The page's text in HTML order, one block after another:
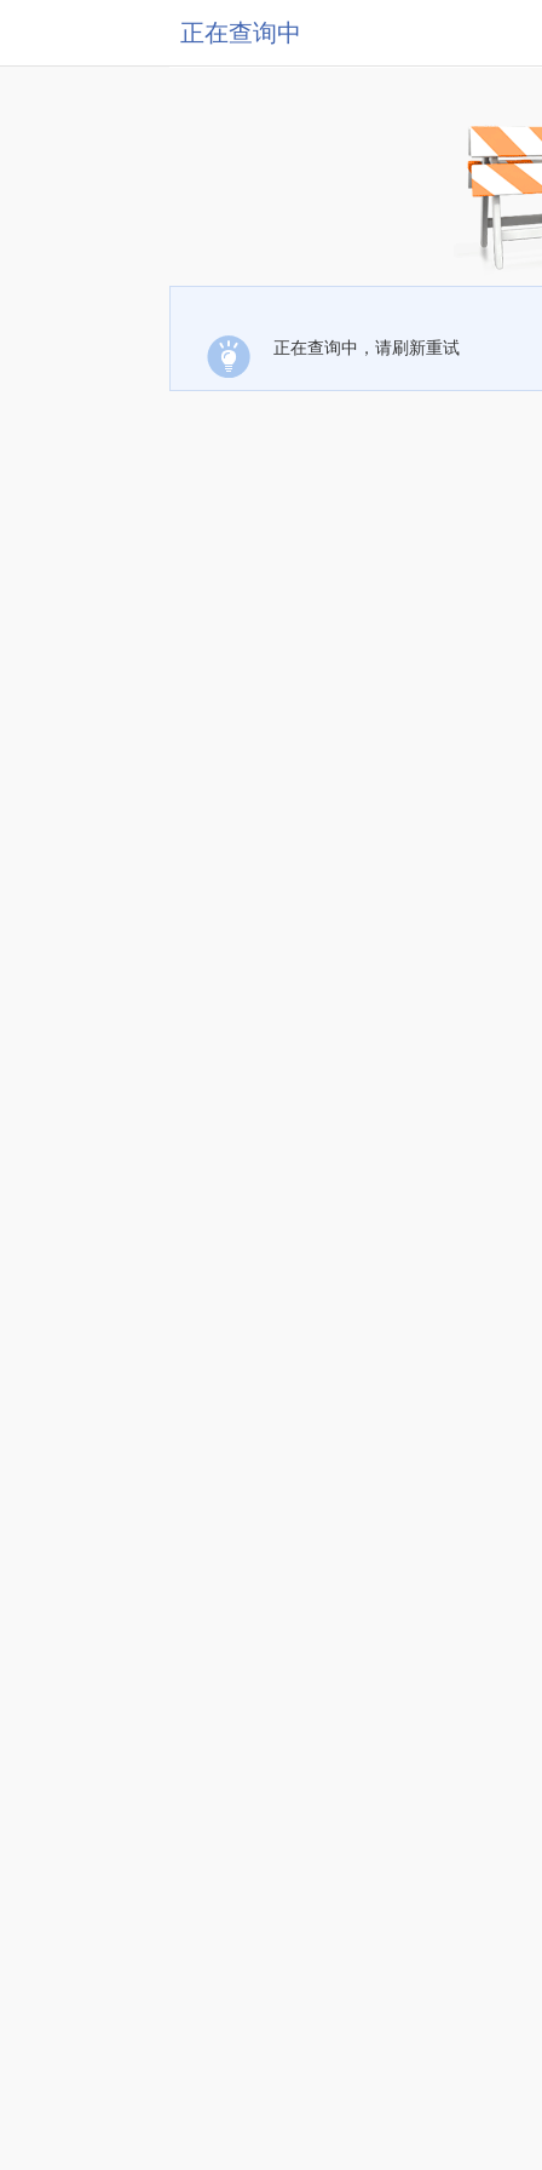
正在查询中
正在查询中，请刷新重试